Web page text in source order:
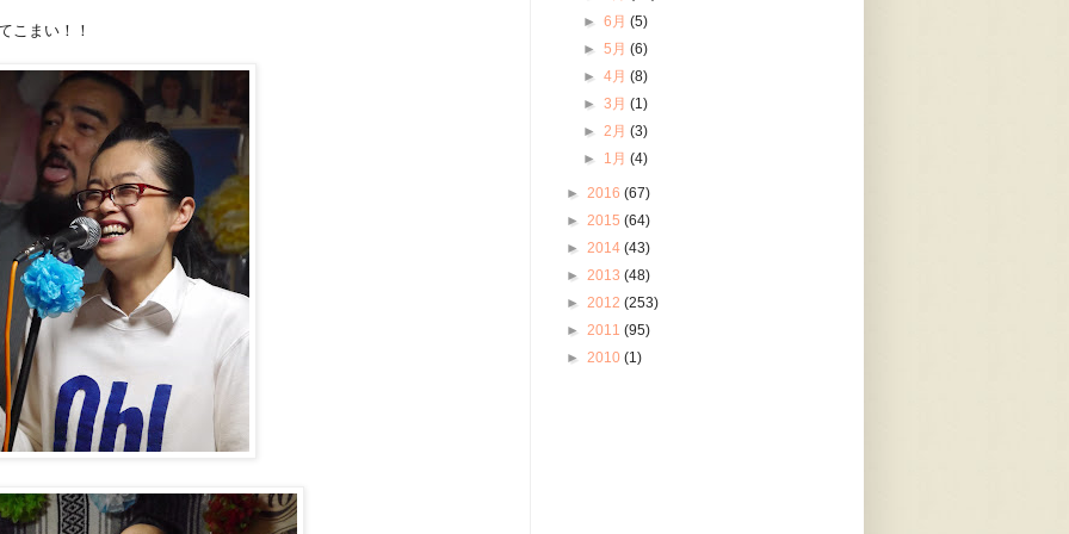
こまい！！
►6月(5)
►5月(6)
►4月(8)
►3月(1)
►2月(3)
► 1月(4)
► 2016 (67)
► 2015 (64)
► 2014 (43)
► 2013 (48)
► 2012 (253)
► 2011 (95)
► 2010 (1)